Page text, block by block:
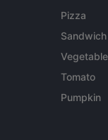
Pizza
Sandwich
Tomato
Pumpkin